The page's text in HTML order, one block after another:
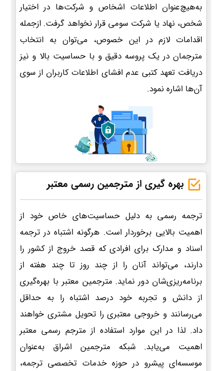
به‌هیچ‌عنوان اطلاعات اشخاص و شرکت‌ها در اختیار
شخص، نهاد یا شرکت سومی قرار نخواهد گرفت. ازجمله
اقدامات لازم در این خصوص، می‌توان به انتخاب
مترجمان در یک پروسه دقیق و با حساسیت بالا و نیز
دریافت تعهد کتبی عدم افشای اطلاعات کاربران از سوی
آن‌ها اشاره نمود.
بهره گیری از مترجمین رسمی معتبر
ترجمه رسمی به دلیل حساسیت‌های خاص خود از
اهمیت بالایی برخوردار است. هرگونه اشتباه در ترجمه
اسناد و مدارک برای افرادی که قصد خروج از کشور را
دارند، می‌تواند آنان را از چند روز تا چند هفته از
برنامه‌ریزی‌شان دور نماید. مترجمین معتبر با بهره‌گیری
از دانش و تجربه خود درصد اشتباه را به حداقل
می‌رسانند و خروجی معتبری را تحویل مشتری خواهند
داد. لذا در این موارد استفاده از مترجم رسمی معتبر
اهمیت می‌یابد. شبکه مترجمین اشراق به‌عنوان
موسسه‌ای پیشرو در حوزه خدمات تخصصی ترجمه،